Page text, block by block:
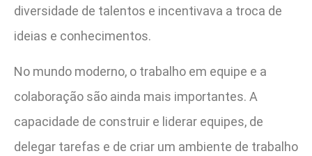
diversidade de talentos e incentivava a troca de
ideias e conhecimentos.
No mundo moderno, o trabalho em equipe e a
colaboração são ainda mais importantes. A
capacidade de construir e liderar equipes, de
delegar tarefas e de criar um ambiente de trabalho